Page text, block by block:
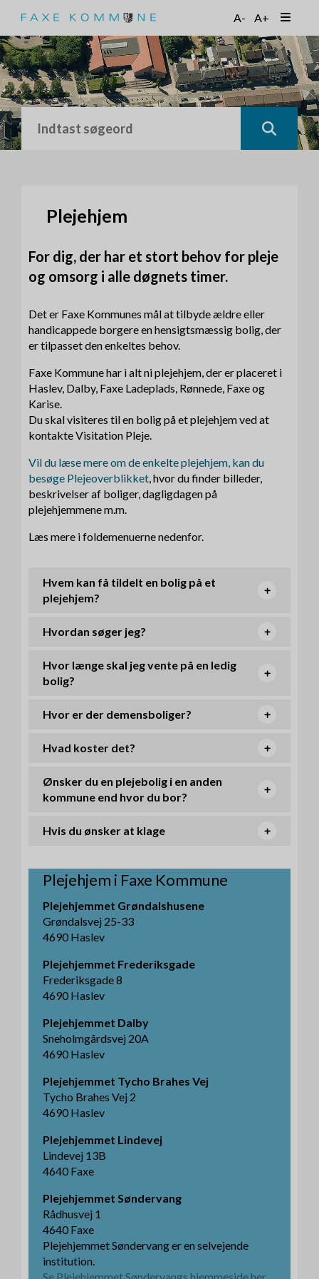
t
i
l
h
o
v
e
d
A- A+
Plejehjem
For dig, der har et stort behov for pleje
og omsorg i alle døgnets timer.
Det er Faxe Kommunes mål at tilbyde ældre eller
handicappede borgere en hensigtsmæssig bolig, der
er tilpasset den enkeltes behov.
Faxe Kommune har i alt ni plejehjem, der er placeret i
Haslev, Dalby, Faxe Ladeplads, Rønnede, Faxe og
Karise.
Du skal visiteres til en bolig på et plejehjem ved at
kontakte Visitation Pleje.
Vil du læse mere om de enkelte plejehjem, kan du
besøge Plejeoverblikket, hvor du finder billeder,
beskrivelser af boliger, dagligdagen på
plejehjemmene m.m.
Læs mere i foldemenuerne nedenfor.
Hvem kan få tildelt en bolig på et
plejehjem?
Hvordan søger jeg?
Hvor længe skal jeg vente på en ledig
bolig?
Hvor er der demensboliger?
Hvad koster det?
Ønsker du en plejebolig i en anden
kommune end hvor du bor?
Hvis du ønsker at klage
Plejehjem i Faxe Kommune
Plejehjemmet Grøndalshusene
Grøndalsvej 25-33
4690 Haslev
Plejehjemmet Frederiksgade
Frederiksgade 8
4690 Haslev
Plejehjemmet Dalby
Sneholmgårdsvej 20A
4690 Haslev
Plejehjemmet Tycho Brahes Vej
Tycho Brahes Vej 2
4690 Haslev
Plejehjemmet Lindevej
Lindevej 13B
4640 Faxe
Plejehjemmet Søndervang
Rådhusvej 1
4640 Faxe
Plejehjemmet Søndervang er en selvejende
institution.